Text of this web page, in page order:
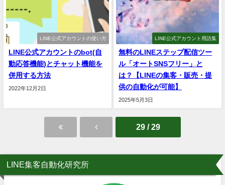
LINE公式アカウントの使い方
LINE公式アカウントのbot(自
動応答機能)とチャット機能を
併用する方法
2022年12月2日
LINE公式アカウント用語集
無料のLINEステップ配信ツー
ル「オートSNSフリー」と
は？【LINEの集客・販売・提
供の自動化が可能】
2025年5月3日
29 / 29
LINE集客自動化研究所